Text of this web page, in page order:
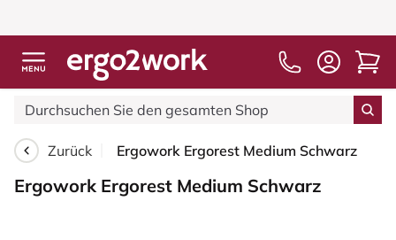
Zurück Ergowork Ergorest Medium Schwarz
Ergowork Ergorest Medium Schwarz